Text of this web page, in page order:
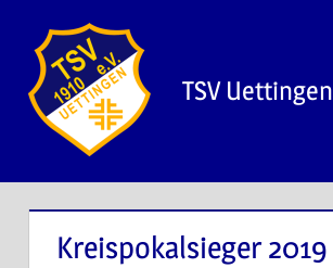
Inhalt
springen
TSV Uettingen
Kreispokalsieger 2019